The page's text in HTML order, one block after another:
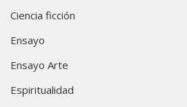
Ciencia ficción
Ensayo
Ensayo Arte
Espiritualidad